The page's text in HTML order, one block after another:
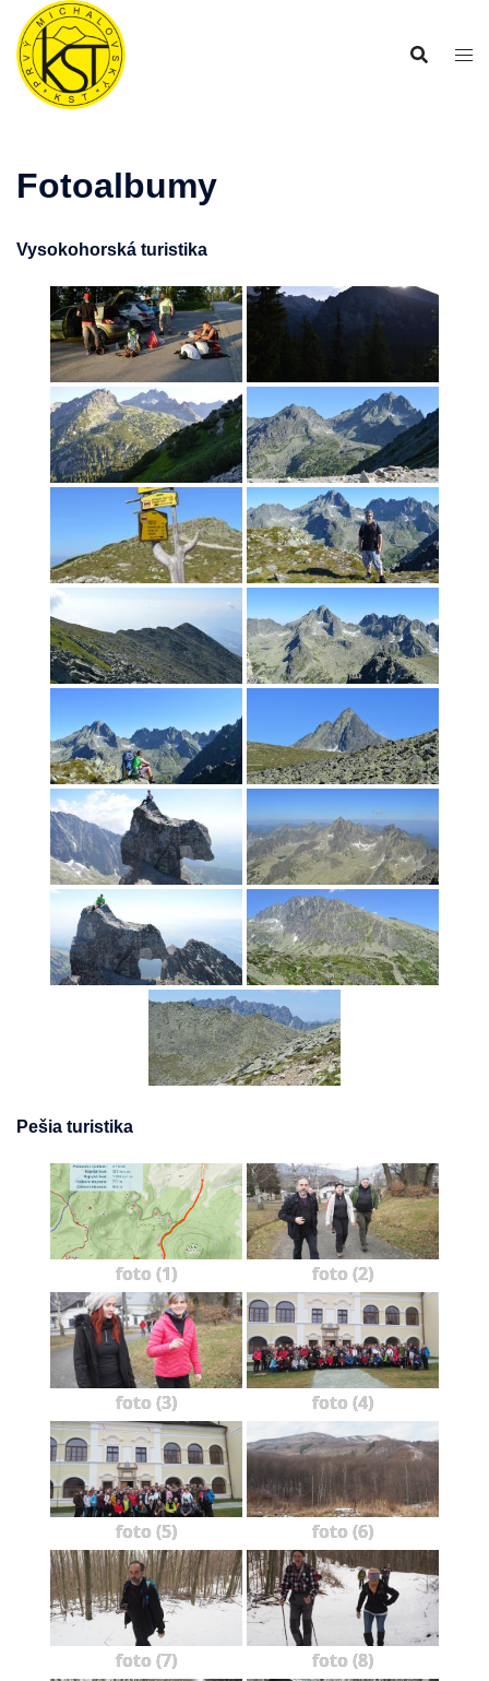
Preskočiť
obsah
Fotoalbumy
Vysokohorská turistika
Pešia turistika
foto (1) foto (2)
foto (3) foto (4)
foto (5) foto (6)
foto (7) foto (8)